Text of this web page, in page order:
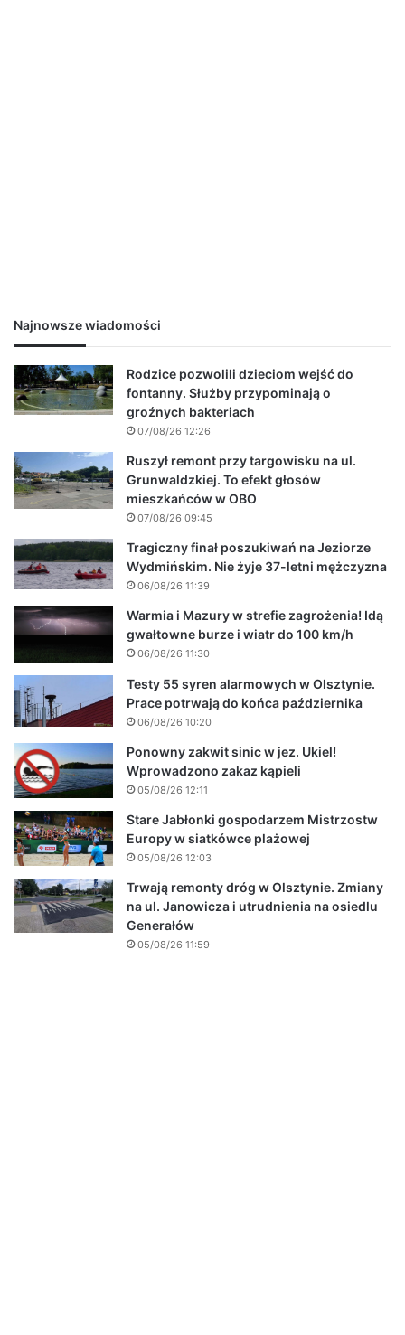
Najnowsze wiadomości
Rodzice pozwolili dzieciom wejść do
fontanny. Służby przypominają o
groźnych bakteriach
07/08/26 12:26
Ruszył remont przy targowisku na ul.
Grunwaldzkiej. To efekt głosów
mieszkańców w OBO
07/08/26 09:45
Tragiczny finał poszukiwań na Jeziorze
Wydmińskim. Nie żyje 37-letni mężczyzna
06/08/26 11:39
Warmia i Mazury w strefie zagrożenia! Idą
gwałtowne burze i wiatr do 100 km/h
06/08/26 11:30
Testy 55 syren alarmowych w Olsztynie.
Prace potrwają do końca października
06/08/26 10:20
Ponowny zakwit sinic w jez. Ukiel!
Wprowadzono zakaz kąpieli
05/08/26 12:11
Stare Jabłonki gospodarzem Mistrzostw
Europy w siatkówce plażowej
05/08/26 12:03
Trwają remonty dróg w Olsztynie. Zmiany
na ul. Janowicza i utrudnienia na osiedlu
Generałów
05/08/26 11:59